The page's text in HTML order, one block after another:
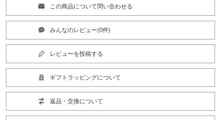
この商品について問い合わせる
みんなのレビュー(0件)
レビューを投稿する
ギフトラッピングについて
返品・交換について